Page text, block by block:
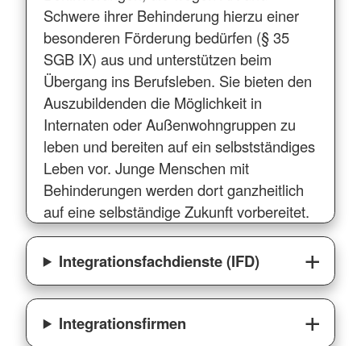
Schwere ihrer Behinderung hierzu einer
besonderen Förderung bedürfen (§ 35
SGB IX) aus und unterstützen beim
Übergang ins Berufsleben. Sie bieten den
Auszubildenden die Möglichkeit in
Internaten oder Außenwohngruppen zu
leben und bereiten auf ein selbstständiges
Leben vor. Junge Menschen mit
Behinderungen werden dort ganzheitlich
auf eine selbständige Zukunft vorbereitet.
Integrationsfachdienste (IFD)
Integrationsfirmen